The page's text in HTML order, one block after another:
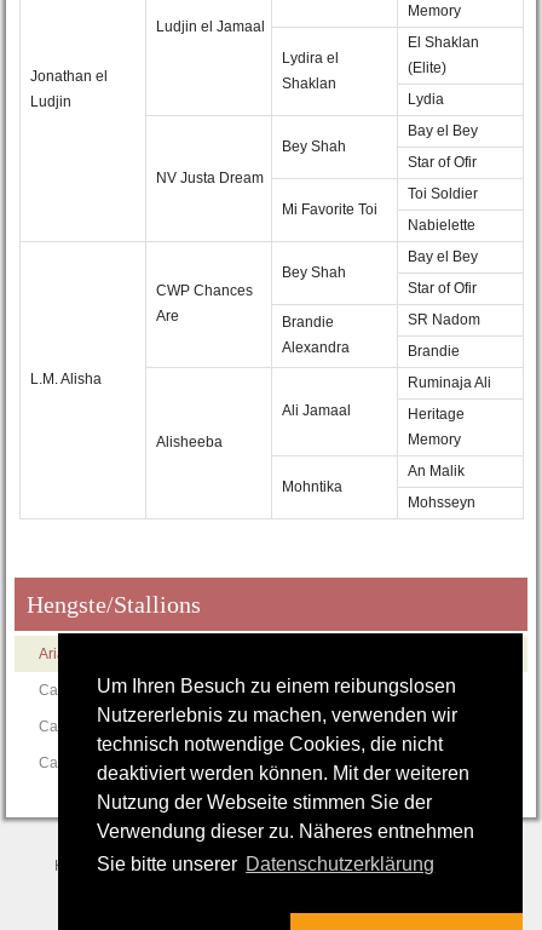
Um Ihren Besuch zu einem reibungslosen
Nutzererlebnis zu machen, verwenden wir
technisch notwendige Cookies, die nicht
deaktiviert werden können. Mit der weiteren
Nutzung der Webseite stimmen Sie der
Verwendung dieser zu. Näheres entnehmen
Sie bitte unserer Datenschutzerklärung
Jonathan el
Ludjin
Ludjin el Jamaal
Memory
Lydira el
Shaklan
El Shaklan
(Elite)
Lydia
NV Justa Dream
Bey Shah
Bay el Bey
Star of Ofir
Mi Favorite Toi
Toi Soldier
Nabielette
L.M. Alisha
CWP Chances
Are
Bey Shah
Bay el Bey
Star of Ofir
Brandie
Alexandra
SR Nadom
Brandie
Alisheeba
Ali Jamaal
Ruminaja Ali
Heritage
Memory
Mohntika
An Malik
Mohsseyn
Hengste/Stallions
Arian Shah
Camar Gabun
Camar Varys
Camar Bahrain
Home |Stallions| Mares|Progeny|Sales|Contact|Impressum &